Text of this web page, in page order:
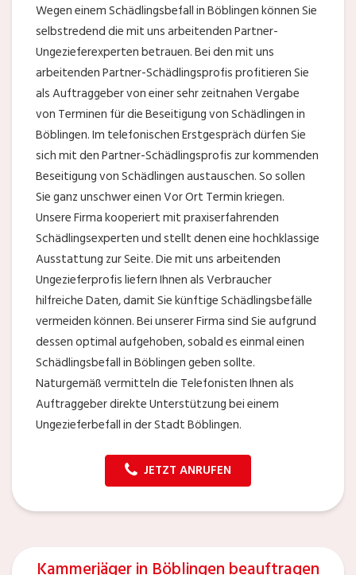
Wegen einem Schädlingsbefall in Böblingen können Sie
selbstredend die mit uns arbeitenden Partner-
Ungezieferexperten betrauen. Bei den mit uns
arbeitenden Partner-Schädlingsprofis profitieren Sie
als Auftraggeber von einer sehr zeitnahen Vergabe
von Terminen für die Beseitigung von Schädlingen in
Böblingen. Im telefonischen Erstgespräch dürfen Sie
sich mit den Partner-Schädlingsprofis zur kommenden
Beseitigung von Schädlingen austauschen. So sollen
Sie ganz unschwer einen Vor Ort Termin kriegen.
Unsere Firma kooperiert mit praxiserfahrenden
Schädlingsexperten und stellt denen eine hochklassige
Ausstattung zur Seite. Die mit uns arbeitenden
Ungezieferprofis liefern Ihnen als Verbraucher
hilfreiche Daten, damit Sie künftige Schädlingsbefälle
vermeiden können. Bei unserer Firma sind Sie aufgrund
dessen optimal aufgehoben, sobald es einmal einen
Schädlingsbefall in Böblingen geben sollte.
Naturgemäß vermitteln die Telefonisten Ihnen als
Auftraggeber direkte Unterstützung bei einem
Ungezieferbefall in der Stadt Böblingen.
JETZT ANRUFEN
Kammerjäger in Böblingen beauftragen